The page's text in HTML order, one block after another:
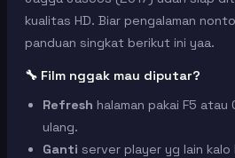
kualitas HD. Biar pengalaman
panduan singkat berikut ini yaa.
🔧 Film nggak mau diputar?
Refresh halaman pakai F5 atau
ulang.
Ganti server player yg lain